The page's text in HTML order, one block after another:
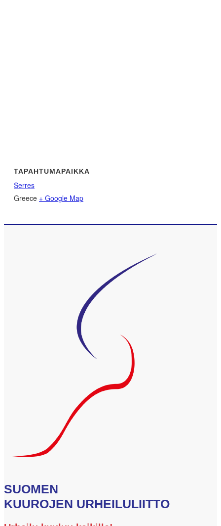
TAPAHTUMAPAIKKA
Serres
Greece + Google Map
SUOMEN
KUUROJEN URHEILULIITTO